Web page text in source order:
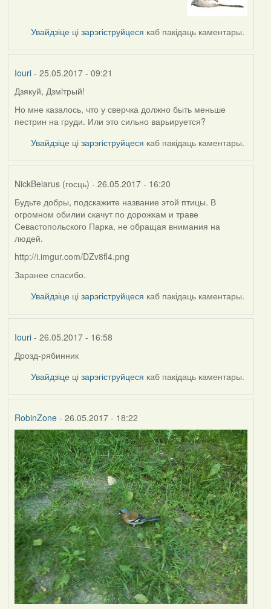
Увайдзіце цізарэгіструйцеся каб пакідаць каментары.
Iouri- 25.05.2017 - 09:21
In
reply
to
Harrier
Дзякуй, Дзмiтрый!
Но мне казалось, что у сверчка должно быть меньше
пестрин на груди. Или это сильно варьируется?
Увайдзіце цізарэгіструйцеся каб пакідаць каментары.
NickBelarus (госць) - 26.05.2017 - 16:20
Будьте добры, подскажите название этой птицы. В
огромном обилии скачут по дорожкам и траве
Севастопольского Парка, не обращая внимания на
людей.
http://i.imgur.com/DZv8fl4.png
Заранее спасибо.
Увайдзіце цізарэгіструйцеся каб пакідаць каментары.
Iouri- 26.05.2017 - 16:58
In
reply
by
(госць)
Дрозд-рябинник
Увайдзіце цізарэгіструйцеся каб пакідаць каментары.
RobinZone- 26.05.2017 - 18:22